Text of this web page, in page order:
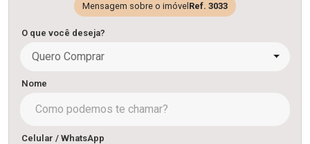
Mensagem sobre o imóvel Ref. 3033
O que você deseja?
Quero Comprar
Nome
Celular / WhatsApp